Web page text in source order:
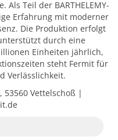
Teil der BARTHELEMY-
Erfahrung mit moderner
Die Produktion erfolgt
durch eine
Einheiten jährlich,
steht Fermit für
Verlässlichkeit.
53560 Vettelschoß |